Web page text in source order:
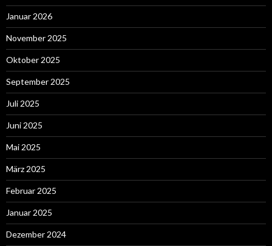
Januar 2026
November 2025
Oktober 2025
September 2025
Juli 2025
Juni 2025
Mai 2025
März 2025
Februar 2025
Januar 2025
Dezember 2024